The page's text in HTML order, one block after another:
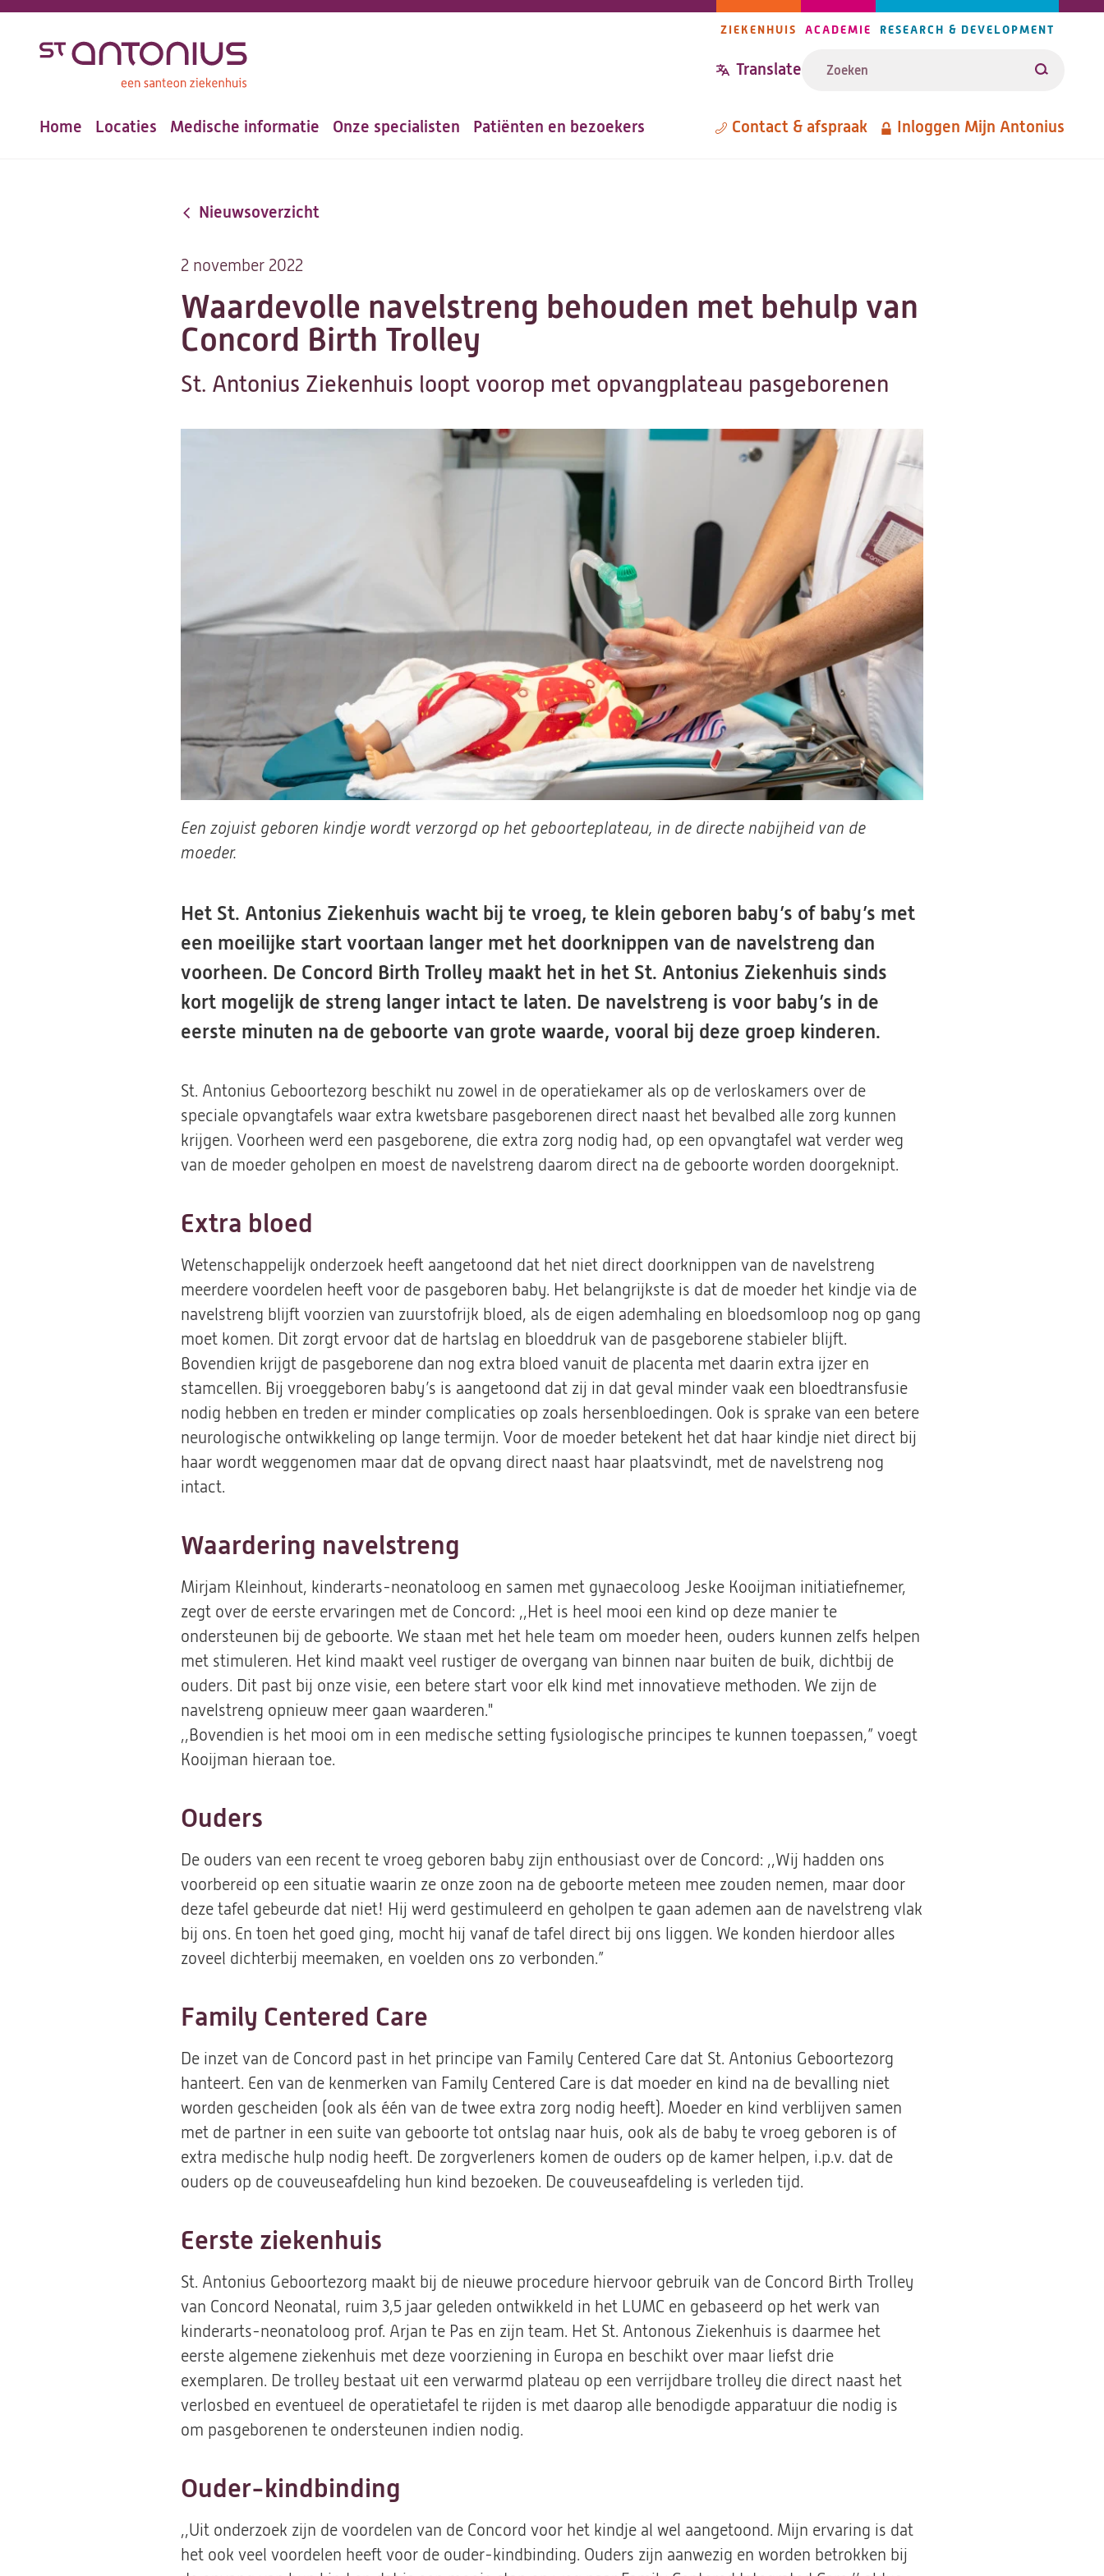
inhoud
navigatie
ZIEKENHUIS ACADEMIE RESEARCH & DEVELOPMENT
Translate Zoeken
Hoofdnavigatie
Home Locaties Medische informatie Onze specialisten Patiënten en bezoekers Metanavigatie
Contact & afspraak Inloggen Mijn Antonius
Nieuwsoverzicht
2 november 2022
Waardevolle navelstreng behouden met behulp van
Concord Birth Trolley
St. Antonius Ziekenhuis loopt voorop met opvangplateau pasgeborenen
Een zojuist geboren kindje wordt verzorgd op het geboorteplateau, in de directe nabijheid van de
moeder.
Het St. Antonius Ziekenhuis wacht bij te vroeg, te klein geboren baby’s of baby’s met
een moeilijke start voortaan langer met het doorknippen van de navelstreng dan
voorheen. De Concord Birth Trolley maakt het in het St. Antonius Ziekenhuis sinds
kort mogelijk de streng langer intact te laten. De navelstreng is voor baby’s in de
eerste minuten na de geboorte van grote waarde, vooral bij deze groep kinderen.
St. Antonius Geboortezorg beschikt nu zowel in de operatiekamer als op de verloskamers over de
speciale opvangtafels waar extra kwetsbare pasgeborenen direct naast het bevalbed alle zorg kunnen
krijgen. Voorheen werd een pasgeborene, die extra zorg nodig had, op een opvangtafel wat verder weg
van de moeder geholpen en moest de navelstreng daarom direct na de geboorte worden doorgeknipt.
Extra bloed
Wetenschappelijk onderzoek heeft aangetoond dat het niet direct doorknippen van de navelstreng
meerdere voordelen heeft voor de pasgeboren baby. Het belangrijkste is dat de moeder het kindje via de
navelstreng blijft voorzien van zuurstofrijk bloed, als de eigen ademhaling en bloedsomloop nog op gang
moet komen. Dit zorgt ervoor dat de hartslag en bloeddruk van de pasgeborene stabieler blijft.
Bovendien krijgt de pasgeborene dan nog extra bloed vanuit de placenta met daarin extra ijzer en
stamcellen. Bij vroeggeboren baby’s is aangetoond dat zij in dat geval minder vaak een bloedtransfusie
nodig hebben en treden er minder complicaties op zoals hersenbloedingen. Ook is sprake van een betere
neurologische ontwikkeling op lange termijn. Voor de moeder betekent het dat haar kindje niet direct bij
haar wordt weggenomen maar dat de opvang direct naast haar plaatsvindt, met de navelstreng nog
intact.
Waardering navelstreng
Mirjam Kleinhout, kinderarts-neonatoloog en samen met gynaecoloog Jeske Kooijman initiatiefnemer,
zegt over de eerste ervaringen met de Concord: ,,Het is heel mooi een kind op deze manier te
ondersteunen bij de geboorte. We staan met het hele team om moeder heen, ouders kunnen zelfs helpen
met stimuleren. Het kind maakt veel rustiger de overgang van binnen naar buiten de buik, dichtbij de
ouders. Dit past bij onze visie, een betere start voor elk kind met innovatieve methoden. We zijn de
navelstreng opnieuw meer gaan waarderen."
,,Bovendien is het mooi om in een medische setting fysiologische principes te kunnen toepassen,” voegt
Kooijman hieraan toe.
Ouders
De ouders van een recent te vroeg geboren baby zijn enthousiast over de Concord: ,,Wij hadden ons
voorbereid op een situatie waarin ze onze zoon na de geboorte meteen mee zouden nemen, maar door
deze tafel gebeurde dat niet! Hij werd gestimuleerd en geholpen te gaan ademen aan de navelstreng vlak
bij ons. En toen het goed ging, mocht hij vanaf de tafel direct bij ons liggen. We konden hierdoor alles
zoveel dichterbij meemaken, en voelden ons zo verbonden.”
Family Centered Care
De inzet van de Concord past in het principe van Family Centered Care dat St. Antonius Geboortezorg
hanteert. Een van de kenmerken van Family Centered Care is dat moeder en kind na de bevalling niet
worden gescheiden (ook als één van de twee extra zorg nodig heeft). Moeder en kind verblijven samen
met de partner in een suite van geboorte tot ontslag naar huis, ook als de baby te vroeg geboren is of
extra medische hulp nodig heeft. De zorgverleners komen de ouders op de kamer helpen, i.p.v. dat de
ouders op de couveuseafdeling hun kind bezoeken. De couveuseafdeling is verleden tijd.
Eerste ziekenhuis
St. Antonius Geboortezorg maakt bij de nieuwe procedure hiervoor gebruik van de Concord Birth Trolley
van Concord Neonatal, ruim 3,5 jaar geleden ontwikkeld in het LUMC en gebaseerd op het werk van
kinderarts-neonatoloog prof. Arjan te Pas en zijn team. Het St. Antonous Ziekenhuis is daarmee het
eerste algemene ziekenhuis met deze voorziening in Europa en beschikt over maar liefst drie
exemplaren. De trolley bestaat uit een verwarmd plateau op een verrijdbare trolley die direct naast het
verlosbed en eventueel de operatietafel te rijden is met daarop alle benodigde apparatuur die nodig is
om pasgeborenen te ondersteunen indien nodig.
Ouder-kindbinding
,,Uit onderzoek zijn de voordelen van de Concord voor het kindje al wel aangetoond. Mijn ervaring is dat
het ook veel voordelen heeft voor de ouder-kindbinding. Ouders zijn aanwezig en worden betrokken bij